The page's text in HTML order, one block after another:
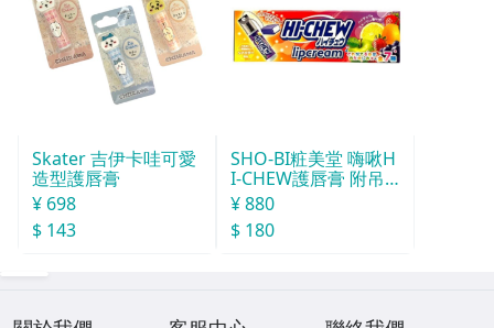
Skater 吉伊卡哇可愛
造型護唇膏
¥ 698
$ 143
SHO-BI粧美堂 嗨啾H
I-CHEW護唇膏 附吊
飾(款式隨機)
¥ 880
$ 180